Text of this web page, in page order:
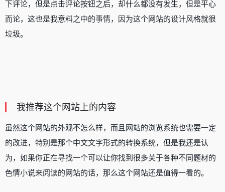
下评论，但是点击评论按钮之后，却什么都没有发生，但是平心
而论，这也是我意料之中的事情，因为这个网站的设计风格就很
垃圾。
我推荐这个网站上的内容
虽然这个网站的外观不怎么样，而且网站的浏览系统也需要一定
的改进，特别是那个中文文字形式的转换系统，但是我还是认
为，如果你正在寻找一个可以让你找到很多关于各种不同题材的
色情小说来阅读的网站的话，那么这个网站还是值得一看的。